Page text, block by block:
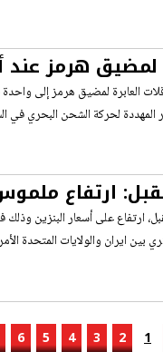
لمضيق هرمز
العابرة لمضيق هرمز إلى
المهددة لحركة الشحن البحري في
ارتفاع
ارتفاع على أسعار البنزين
بين ايران والولايات المتحدة
1
2
3
4
5
6